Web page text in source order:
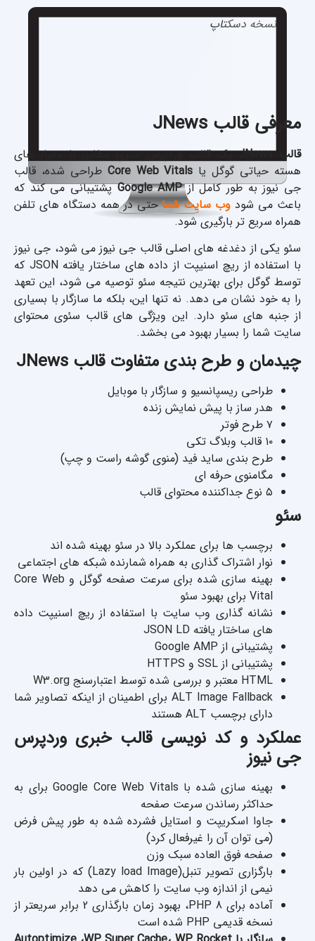
نسخه دسکتاپ
معرفی قالب JNews
قالب JNews
یک قالب وردپرس خبری مطابق با معیار های
هسته حیاتی گوگل یا Core Web Vitals طراحی شده، قالب
جی نیوز به طور کامل ازGoogle AMPپشتیبانی می کند که
باعث می شود وب سایت شما حتی در همه دستگاه های تلفن
همراه سریع تر بارگیری شود.
سئو یکی از دغدغه های اصلی قالب جی نیوز می شود، جی نیوز
با استفاده از ریچ اسنیپت از داده های ساختار یافته JSON که
توسط گوگل برای بهترین نتیجه سئو توصیه می شود، این تعهد
را به خود نشان می دهد. نه تنها این، بلکه ما سازگار با بسیاری
از جنبه های سئو دارد. این ویژگی های قالب سئوی محتوای
سایت شما را بسیار بهبود می بخشد.
چیدمان و طرح بندی متفاوت قالب JNews
طراحی ریسپانسیو و سازگار با موبایل
هدر ساز با پیش نمایش زنده
۷ طرح فوتر
۱۰ قالب وبلاگ تکی
طرح بندی ساید فید (منوی گوشه راست و چپ)
مگامنوی حرفه ای
۵ نوع جداکننده محتوای قالب
سئو
برچسب ها برای عملکرد بالا در سئو بهینه شده اند
نوار اشتراک گذاری به همراه شمارنده شبکه های اجتماعی
بهینه سازی شده برای سرعت صفحه گوگل و Core Web
Vital برای بهبود سئو
نشانه گذاری وب سایت با استفاده از ریچ اسنیپت داده
های ساختار یافته JSON LD
پشتیبانی از Google AMP
پشتیبانی از SSL و HTTPS
HTML معتبر و بررسی شده توسط اعتبارسنج W3.org
ALT Image Fallback برای اطمینان از اینکه تصاویر شما
دارای برچسب ALT هستند
عملکرد و کد نویسی قالب خبری وردپرس
جی نیوز
بهینه سازی شده با Google Core Web Vitals برای به
حداکثر رساندن سرعت صفحه
جاوا اسکریپت و استایل فشرده شده به طور پیش فرض
(می توان آن را غیرفعال کرد)
صفحه فوق العاده سبک وزن
بارگزاری تصویر تنبل(Lazy load Image) که در اولین بار
نیمی از اندازه وب سایت را کاهش می دهد
آماده برای PHP 8، بهبود زمان بارگذاری 2 برابر سریعتر از
نسخه قدیمی PHP شده است